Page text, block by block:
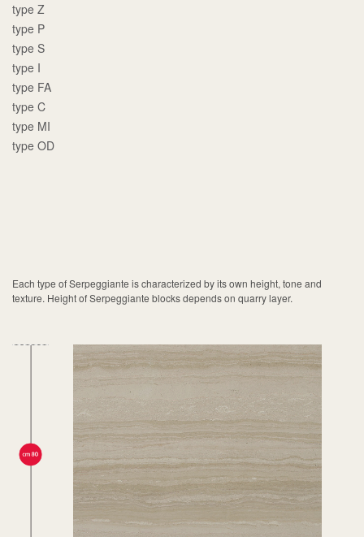
type Z
type P
type S
type I
type FA
type C
type MI
type OD
Each type of Serpeggiante is characterized by its own height, tone and
texture. Height of Serpeggiante blocks depends on quarry layer.